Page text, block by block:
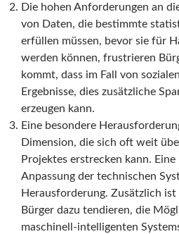
Die hohen Anforderungen an
von Daten, die bestimmte
erfüllen müssen, bevor sie für
werden können, frustrieren
kommt, dass im Fall von
Ergebnisse, dies zusätzliche
erzeugen kann.
Eine besondere
Dimension, die sich oft weit
Projektes erstrecken kann.
Anpassung der technischen
Herausforderung. Zusätzlich
Bürger dazu tendieren, die
maschinell-intelligenten